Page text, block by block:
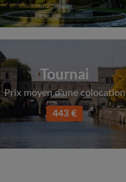
Tournai
Prix moyen d'une colocation
443 €